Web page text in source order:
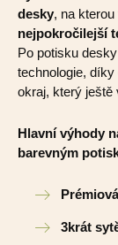
desky, na
nejpokročilejší
Po potisku
technologie,
okraj, který
Hlavní výhody
barevným
3krát